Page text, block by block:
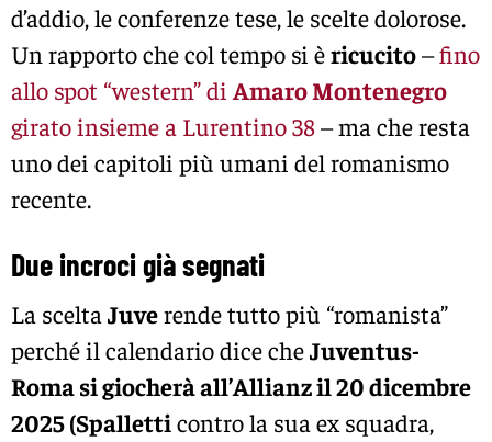
d’addio, le conferenze tese, le scelte dolorose.
Un rapporto che col tempo si èricucito–fino
allo spot “western” di Amaro Montenegro
girato insieme a Lurentino 38– ma che resta
uno dei capitoli più umani del romanismo
recente.
Due incroci già segnati
La scelta Juverende tutto più “romanista”
perché il calendario dice cheJuventus-
Roma si giocherà all’Allianz il 20 dicembre
2025 (Spalletticontro la sua ex squadra,